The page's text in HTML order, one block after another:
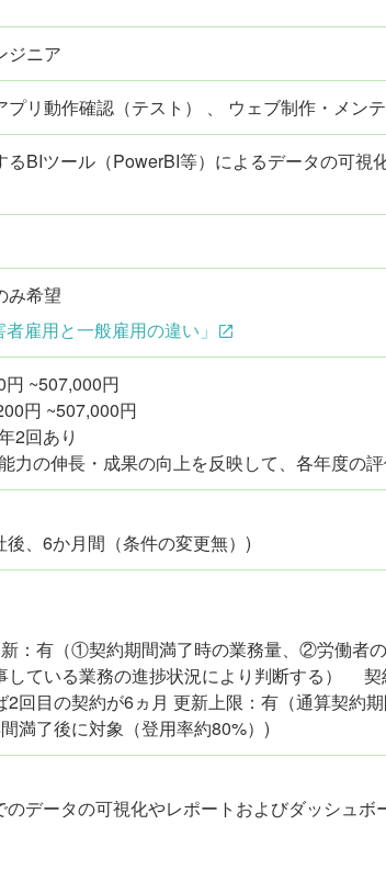
ジニア
プリ動作確認（テスト） 、 ウェブ制作・メン
るBIツール（PowerBI等）によるデータの可
み希望
者雇用と一般雇用の違い」
円 ~507,000円
円 ~507,000円
2回あり
力の伸長・成果の向上を反映して、各年度の
後、6か月間（条件の変更無）)
：有（①契約期間満了時の業務量、②労働者
ている業務の進捗状況により判断する） 契
2回目の契約が6ヵ月 更新上限：有（通算契
満了後に対象（登用率約80%）)
のデータの可視化やレポートおよびダッシュ